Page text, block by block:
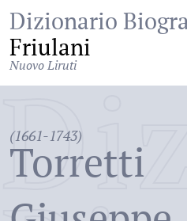
Dizionario
Friulani
Nuovo Liruti
(1661-1743)
Torretti